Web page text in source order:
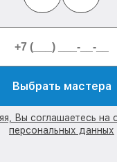
Выбрать мастера
Вы соглашаетесь на
персональных данных